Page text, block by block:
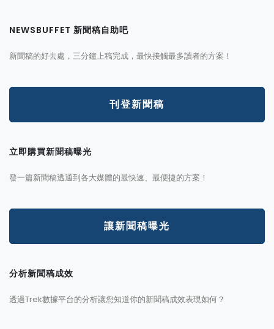
NEWSBUFFET 新聞稿自助吧
新聞稿的好去處，三分鐘上稿完成，最快接觸最多讀者的方案！
刊登新聞稿
立即購買新聞稿曝光
發一篇新聞稿透通到各大媒體的最快速、最便捷的方案！
讓新聞稿曝光
分析新聞稿成效
透過Trek數據平台的分析讓您知道你的新聞稿成效表現如何？